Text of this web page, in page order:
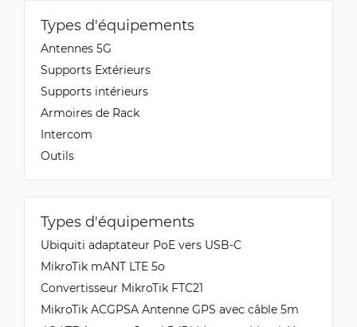
Types d'équipements
Antennes 5G
Supports Extérieurs
Supports intérieurs
Armoires de Rack
Intercom
Outils
Types d'équipements
Ubiquiti adaptateur PoE vers USB-C
MikroTik mANT LTE 5o
Convertisseur MikroTik FTC21
MikroTik ACGPSA Antenne GPS avec câble 5m